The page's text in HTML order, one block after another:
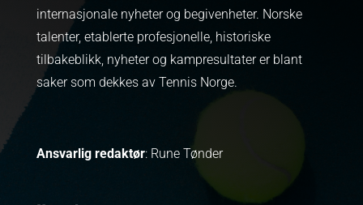
internasjonale nyheter og begivenheter. Norske
talenter, etablerte profesjonelle, historiske
tilbakeblikk, nyheter og kampresultater er blant
saker som dekkes av Tennis Norge.
Ansvarlig redaktør: Rune Tønder